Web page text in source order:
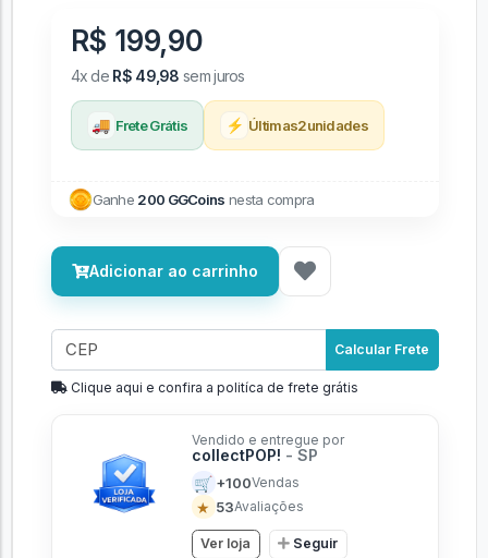
R$ 199,90
4x de R$ 49,98 sem juros
🚚 Frete Grátis ⚡ Últimas2unidades
Ganhe 200 GGCoins nesta compra
Adicionar ao carrinho
Calcular Frete
Clique aqui e confira a politíca de frete grátis
Vendido e entregue por
collectPOP! - SP
🛒 +100Vendas
★ 53Avaliações
Ver loja Seguir